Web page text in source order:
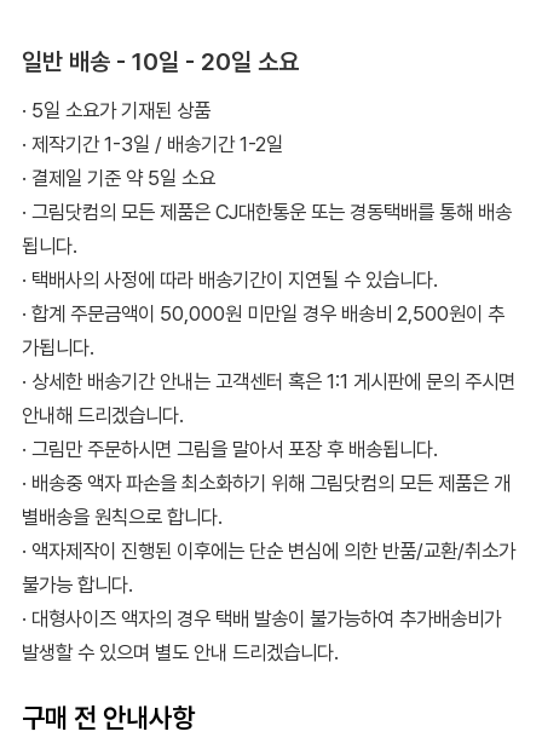
일반 배송 - 10일 - 20일 소요
· 5일 소요가 기재된 상품
· 제작기간 1-3일 / 배송기간 1-2일
· 결제일 기준 약 5일 소요
· 그림닷컴의 모든 제품은 CJ대한통운 또는 경동택배를 통해 배송
됩니다.
· 택배사의 사정에 따라 배송기간이 지연될 수 있습니다.
· 합계 주문금액이 50,000원 미만일 경우 배송비 2,500원이 추
가됩니다.
· 상세한 배송기간 안내는 고객센터 혹은 1:1 게시판에 문의 주시면
안내해 드리겠습니다.
· 그림만 주문하시면 그림을 말아서 포장 후 배송됩니다.
· 배송중 액자 파손을 최소화하기 위해 그림닷컴의 모든 제품은 개
별배송을 원칙으로 합니다.
· 액자제작이 진행된 이후에는 단순 변심에 의한 반품/교환/취소가
불가능 합니다.
· 대형사이즈 액자의 경우 택배 발송이 불가능하여 추가배송비가
발생할 수 있으며 별도 안내 드리겠습니다.
구매 전 안내사항